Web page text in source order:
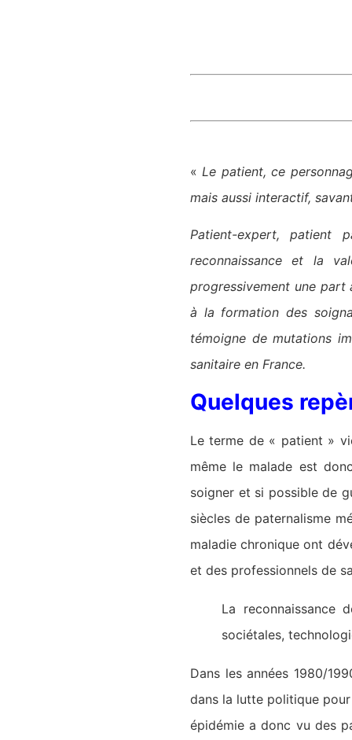
« Le patient, ce
mais aussi interactif,
Patient-expert, patient
reconnaissance et la
progressivement une part
à la formation des
témoigne de mutations
sanitaire en France.
Quelques
Le terme de « patient »
même le malade est
soigner et si possible de
siècles de paternalisme
maladie chronique ont
et des professionnels de
La reconnaissance
sociétales,
Dans les années 1980/
dans la lutte politique pour
épidémie a donc vu des